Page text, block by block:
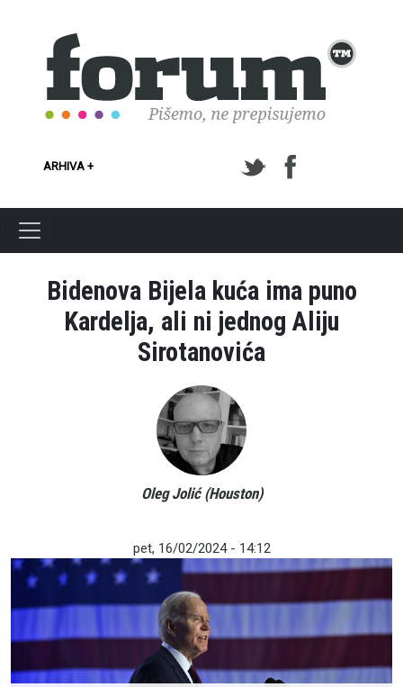
ARHIVA +
Bidenova Bijela kuća ima puno
Kardelja, ali ni jednog Aliju
Sirotanovića
Oleg Jolić (Houston)
pet, 16/02/2024 - 14:12